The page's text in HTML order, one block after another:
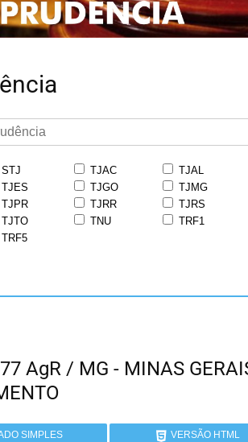
STJ TJAC TJAL
TJES TJGO TJMG
TJPR TJRR TJRS
TJTO TNU TRF1
TRF5
AgR / MG - MINAS
SIMPLES VERSÃO HTML